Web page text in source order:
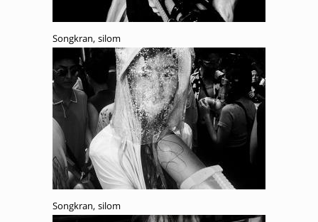
Songkran, silom
Songkran, silom